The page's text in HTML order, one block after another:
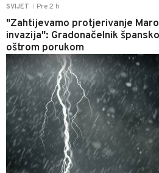
SVIJET Pre 2 h
"Zahtijevamo protjerivanje
invazija": Gradonačelnik
oštrom porukom